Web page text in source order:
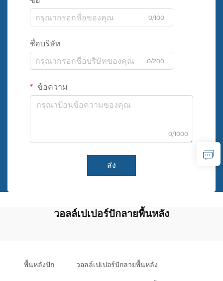
0/100
ชื่อบริษัท
0/200
ข้อความ
0/1000
ส่ง
วอลล์เปเปอร์ปักลายพื้นหลัง
พื้นหลังปัก วอลล์เปเปอร์ปักลายพื้นหลัง